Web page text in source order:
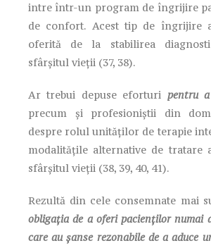
intre într-un program de îngrijire
de confort. Acest tip de îngrijire
oferită de la stabilirea
sfârșitul vieții (37, 38).
Ar trebui depuse eforturi pentru
precum și profesioniștii din
despre rolul unităților de terapie
modalitățile alternative de tratare
sfârșitul vieții (38, 39, 40, 41).
Rezultă din cele consemnate mai
obligația de a oferi pacienților numai
care au șanse rezonabile de a aduce